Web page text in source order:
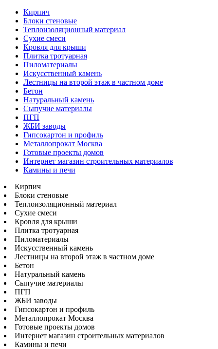
Кирпич
Блоки стеновые
Теплоизоляционный материал
Сухие смеси
Кровля для крыши
Плитка тротуарная
Пиломатериалы
Искусственный камень
Лестницы на второй этаж в частном доме
Бетон
Натуральный камень
Сыпучие материалы
ПГП
ЖБИ заводы
Гипсокартон и профиль
Металлопрокат Москва
Готовые проекты домов
Интернет магазин строительных материалов
Камины и печи
Кирпич
Блоки стеновые
Теплоизоляционный материал
Сухие смеси
Кровля для крыши
Плитка тротуарная
Пиломатериалы
Искусственный камень
Лестницы на второй этаж в частном доме
Бетон
Натуральный камень
Сыпучие материалы
ПГП
ЖБИ заводы
Гипсокартон и профиль
Металлопрокат Москва
Готовые проекты домов
Интернет магазин строительных материалов
Камины и печи